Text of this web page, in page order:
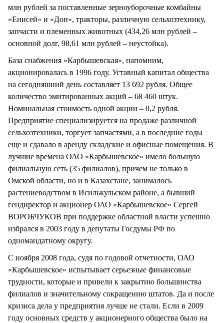
млн рублей за поставленные зерноуборочные комбайны
«Енисей» и «Дон», тракторы, различную сельхозтехнику,
запчасти и племенных животных (434,26 млн рублей –
основной долг, 98,61 млн рублей – неустойка).
База снабжения «Карбышевская», напомним,
акционировалась в 1996 году. Уставный капитал общества
на сегодняшний день составляет 13 692 рубля. Общее
количество эмитированных акций – 68 460 штук.
Номинальная стоимость одной акции – 0,2 рубля.
Предприятие специализируется на продаже различной
сельхозтехники, торгует запчастями, а в последние годы
еще и сдавало в аренду складские и офисные помещения. В
лучшие времена ОАО «Карбышевское» имело большую
филиальную сеть (35 филиалов), причем не только в
Омской области, но и в Казахстане, занималось
растениеводством в Исилькульском районе, а бывший
гендиректор и акционер ОАО «Карбышевское» Сергей
ВОРОБЧУКОВ при поддержке областной власти успешно
избрался в 2003 году в депутаты Госдумы РФ по
одномандатному округу.
С ноября 2008 года, судя по годовой отчетности, ОАО
«Карбышевское» испытывает серьезные финансовые
трудности, которые и привели к закрытию большинства
филиалов и значительному сокращению штатов. Да и после
кризиса дела у предприятия лучше не стали. Если в 2009
году основных средств у акционерного общества было на